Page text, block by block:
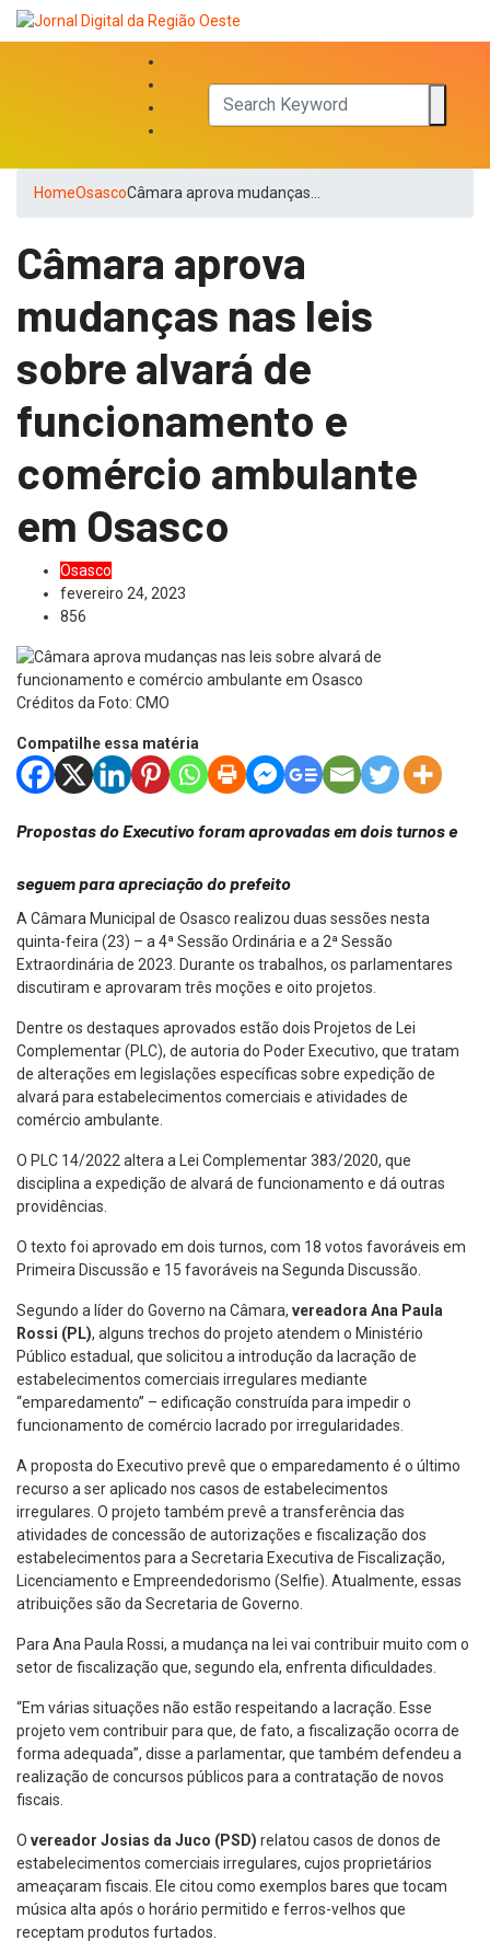
HomeOsascoCâmara aprova mudanças…
Câmara aprova
mudanças nas leis
sobre alvará de
funcionamento e
comércio ambulante
em Osasco
Osasco
fevereiro 24, 2023
856
Créditos da Foto: CMO
Compatilhe essa matéria
Propostas do Executivo foram aprovadas em dois turnos e
seguem para apreciação do prefeito
A Câmara Municipal de Osasco realizou duas sessões nesta
quinta-feira (23) – a 4ª Sessão Ordinária e a 2ª Sessão
Extraordinária de 2023. Durante os trabalhos, os parlamentares
discutiram e aprovaram três moções e oito projetos.
Dentre os destaques aprovados estão dois Projetos de Lei
Complementar (PLC), de autoria do Poder Executivo, que tratam
de alterações em legislações específicas sobre expedição de
alvará para estabelecimentos comerciais e atividades de
comércio ambulante.
O PLC 14/2022 altera a Lei Complementar 383/2020, que
disciplina a expedição de alvará de funcionamento e dá outras
providências.
O texto foi aprovado em dois turnos, com 18 votos favoráveis em
Primeira Discussão e 15 favoráveis na Segunda Discussão.
Segundo a líder do Governo na Câmara, vereadora Ana Paula
Rossi (PL), alguns trechos do projeto atendem o Ministério
Público estadual, que solicitou a introdução da lacração de
estabelecimentos comerciais irregulares mediante
“emparedamento” – edificação construída para impedir o
funcionamento de comércio lacrado por irregularidades.
A proposta do Executivo prevê que o emparedamento é o último
recurso a ser aplicado nos casos de estabelecimentos
irregulares. O projeto também prevê a transferência das
atividades de concessão de autorizações e fiscalização dos
estabelecimentos para a Secretaria Executiva de Fiscalização,
Licenciamento e Empreendedorismo (Selfie). Atualmente, essas
atribuições são da Secretaria de Governo.
Para Ana Paula Rossi, a mudança na lei vai contribuir muito com o
setor de fiscalização que, segundo ela, enfrenta dificuldades.
“Em várias situações não estão respeitando a lacração. Esse
projeto vem contribuir para que, de fato, a fiscalização ocorra de
forma adequada”, disse a parlamentar, que também defendeu a
realização de concursos públicos para a contratação de novos
fiscais.
O vereador Josias da Juco (PSD) relatou casos de donos de
estabelecimentos comerciais irregulares, cujos proprietários
ameaçaram fiscais. Ele citou como exemplos bares que tocam
música alta após o horário permitido e ferros-velhos que
receptam produtos furtados.